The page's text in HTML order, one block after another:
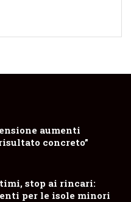
aumenti
concreto”
stop ai rincari:
per le isole minori